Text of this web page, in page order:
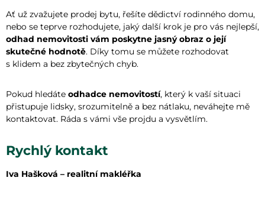
Ať už zvažujete prodej bytu, řešíte dědictví rodinného domu,
nebo se teprve rozhodujete, jaký další krok je pro vás nejlepší,
odhad nemovitosti vám poskytne jasný obraz o její
skutečné hodnotě. Díky tomu se můžete rozhodovat
s klidem a bez zbytečných chyb.
Pokud hledáte odhadce nemovitostí, který k vaší situaci
přistupuje lidsky, srozumitelně a bez nátlaku, neváhejte mě
kontaktovat. Ráda s vámi vše projdu a vysvětlím.
Rychlý kontakt
Iva Hašková – realitní makléřka